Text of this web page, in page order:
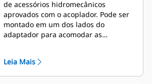
de acessórios hidromecânicos
aprovados com o acoplador. Pode ser
montado em um dos lados do
adaptador para acomodar as
Leia Mais